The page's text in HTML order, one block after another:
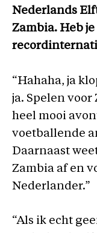
Nederlands
Zambia. Heb je
“Hahaha, ja
ja. Spelen
heel mooi
voetballende
Daarnaast
Zambia af en
Nederlander.”
“Als ik echt